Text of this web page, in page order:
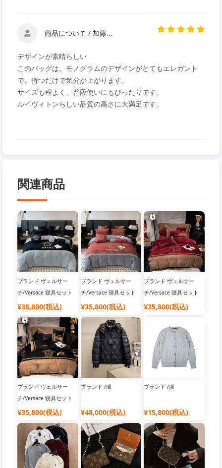
商品について / 加藤...
デザインが素晴らしい
このバッグは、モノグラムのデザインがとてもエレガント
で、持つだけで気分が上がります。
サイズも程よく、普段使いにもぴったりです。
ルイヴィトンらしい品質の高さに大満足です。
関連商品
ブランド ヴェルサー
チ/Versace 寝具セット
布団カバー
¥35,800(税込)
ブランド ヴェルサー
チ/Versace 寝具セット
布団カバー
¥35,800(税込)
ブランド ヴェルサー
チ/Versace 寝具セット
布団カバー
¥35,800(税込)
ブランド ヴェルサー
チ/Versace 寝具セット
布団カバー
¥35,800(税込)
ブランド /服
¥48,000(税込)
ブランド /服
¥15,800(税込)